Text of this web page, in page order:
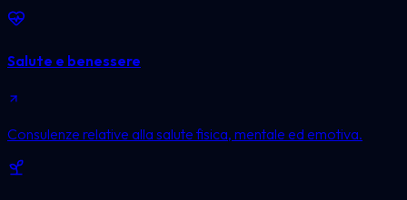
Salute e benessere
Consulenze relative alla salute fisica, mentale ed emotiva.